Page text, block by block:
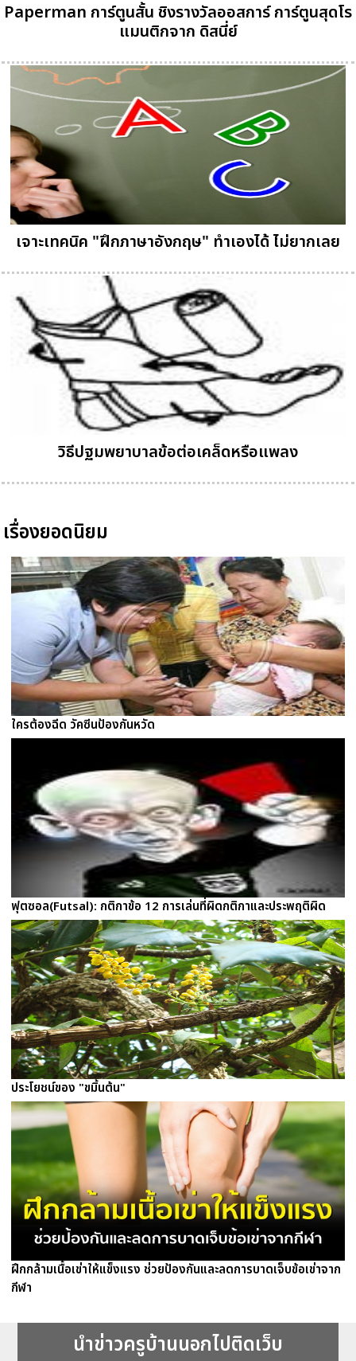
Paperman การ์ตูนสั้น ชิงรางวัลออสการ์ การ์ตูนสุดโร
แมนติกจาก ดิสนี่ย์
เจาะเทคนิค "ฝึกภาษาอังกฤษ" ทำเองได้ ไม่ยากเลย
วิธีปฐมพยาบาลข้อต่อเคล็ดหรือแพลง
เรื่องยอดนิยม
ใครต้องฉีด วัคซีนป้องกันหวัด
ฟุตซอล(Futsal): กติกาข้อ 12 การเล่นที่ผิดกติกาและประพฤติผิด
ประโยชน์ของ "ขมิ้นต้น"
ฝึกกล้ามเนื้อเข่าให้แข็งแรง ช่วยป้องกันและลดการบาดเจ็บข้อเข่าจาก
กีฬา
นำข่าวครูบ้านนอกไปติดเว็บ